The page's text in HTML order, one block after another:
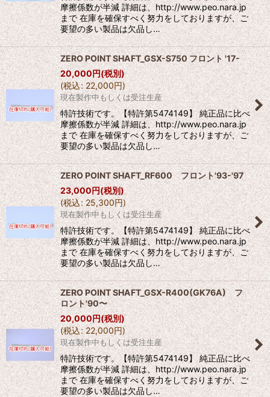
摩擦係数が半減 詳細は、http://www.peo.nara.jp
まで 在庫を確保すべく努力をしておりますが、ご
要望の多い製品は欠品し…
ZERO POINT SHAFT_GSX-S750 フロント '17-
20,000円(税別)
(税込: 22,000円)
現在製作中もしくは受注生産
特許技術です。【特許第5474149】 純正品に比べ
摩擦係数が半減 詳細は、http://www.peo.nara.jp
まで 在庫を確保すべく努力をしておりますが、ご
要望の多い製品は欠品し…
ZERO POINT SHAFT_RF600 フロント'93-'97
23,000円(税別)
(税込: 25,300円)
現在製作中もしくは受注生産
特許技術です。【特許第5474149】 純正品に比べ
摩擦係数が半減 詳細は、http://www.peo.nara.jp
まで 在庫を確保すべく努力をしておりますが、ご
要望の多い製品は欠品し…
ZERO POINT SHAFT_GSX-R400(GK76A) フ
ロント'90〜
20,000円(税別)
(税込: 22,000円)
現在製作中もしくは受注生産
特許技術です。【特許第5474149】 純正品に比べ
摩擦係数が半減 詳細は、http://www.peo.nara.jp
まで 在庫を確保すべく努力をしておりますが、ご
要望の多い製品は欠品し…